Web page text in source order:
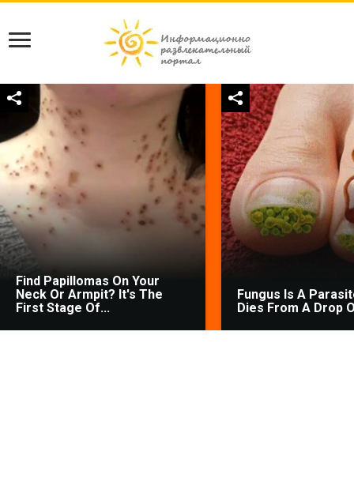
Find Papillomas On Your
Neck Or Armpit? It's The
First Stage Of...
Fungus Is A
Dies From A Drop